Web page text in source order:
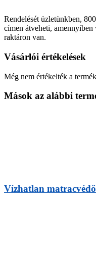
Rendelését üzletünkben,
címen átveheti, amennyiben
raktáron van.
Vásárlói értékelések
Még nem értékelték a
Mások az alábbi
Vízhatlan